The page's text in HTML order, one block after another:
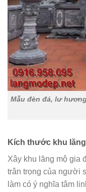
Mẫu đèn đá, lư
Kích thước khu
Xây khu lăng mộ gia
trân trọng của người
làm có ý nghĩa tâm